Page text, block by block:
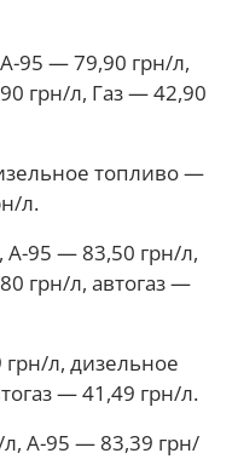
95 — 79,90 грн/л,
грн/л, Газ — 42,90
топливо —
л.
А-95 — 83,50 грн/л,
грн/л, автогаз —
л, дизельное
— 41,49 грн/л.
А-95 — 83,39 грн/